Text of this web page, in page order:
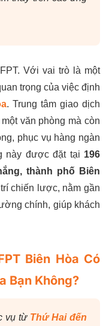
Với vai trò là một
trọng của việc định
. Trung tâm giao dịch
văn phòng mà còn
phục vụ hàng ngàn
này được đặt tại 196
thành phố Biên
chiến lược, nằm gần
chính, giúp khách
Biên Hòa Có
Bạn Không?
vụ từ Thứ Hai đến